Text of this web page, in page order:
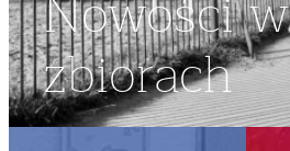
Nowości w
zbiorach